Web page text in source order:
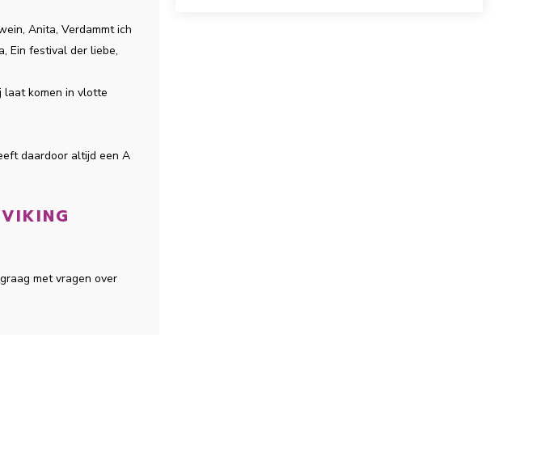
Anita, Verdammt ich
Ein festival der liebe,
laat komen in vlotte
daardoor altijd een A
met vragen over